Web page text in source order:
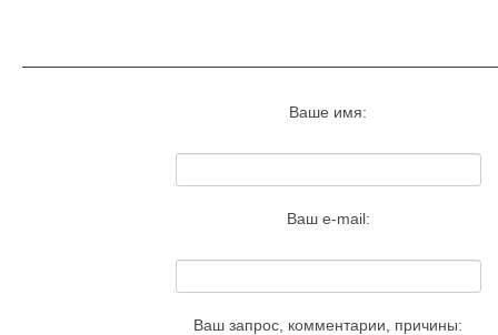
Ваше имя:
Ваш e-mail:
Ваш запрос, комментарии, причины: